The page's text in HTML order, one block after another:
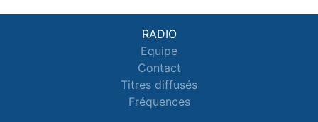
RADIO
Equipe
Contact
Titres diffusés
Fréquences